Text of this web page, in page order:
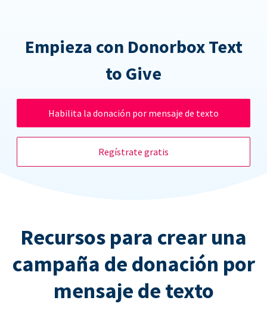
Empieza con Donorbox Text
to Give
Habilita la donación por mensaje de texto
Regístrate gratis
Recursos para crear una
campaña de donación por
mensaje de texto